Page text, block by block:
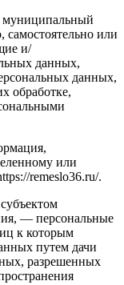
муниципальный
самостоятельно или
и/
данных,
данных,
обработке,
или
remeslo36.ru/.
— персональные
к которым
путем дачи
разрешенных